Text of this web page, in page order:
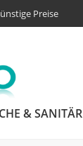
Preise
& SANITÄR